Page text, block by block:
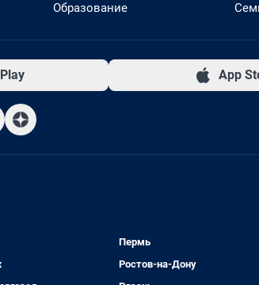
Образование
App
Пермь
Ростов-на-Дону